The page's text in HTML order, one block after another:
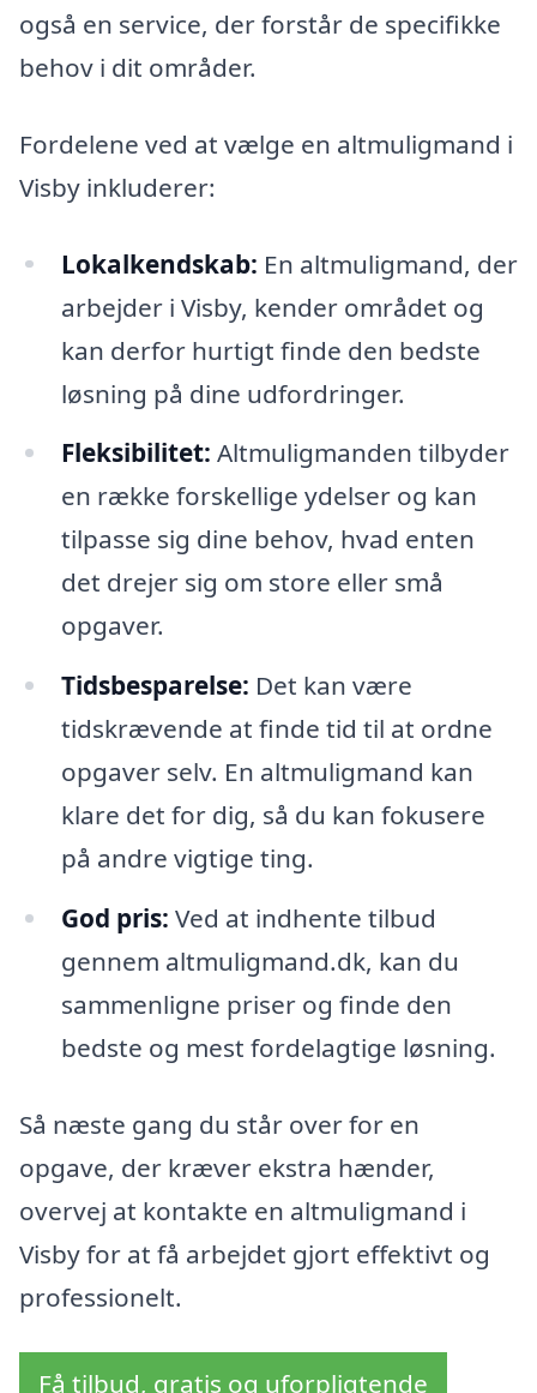
også en service, der forstår de specifikke
behov i dit områder.
Fordelene ved at vælge en altmuligmand i
Visby inkluderer:
Lokalkendskab: En altmuligmand, der
arbejder i Visby, kender området og
kan derfor hurtigt finde den bedste
løsning på dine udfordringer.
Fleksibilitet: Altmuligmanden tilbyder
en række forskellige ydelser og kan
tilpasse sig dine behov, hvad enten
det drejer sig om store eller små
opgaver.
Tidsbesparelse: Det kan være
tidskrævende at finde tid til at ordne
opgaver selv. En altmuligmand kan
klare det for dig, så du kan fokusere
på andre vigtige ting.
God pris: Ved at indhente tilbud
gennem altmuligmand.dk, kan du
sammenligne priser og finde den
bedste og mest fordelagtige løsning.
Så næste gang du står over for en
opgave, der kræver ekstra hænder,
overvej at kontakte en altmuligmand i
Visby for at få arbejdet gjort effektivt og
professionelt.
Få tilbud, gratis og uforpligtende